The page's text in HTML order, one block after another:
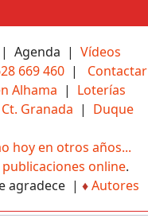
| Agenda | Vídeos
669 460 | Contactar
Alhama | Loterías
Ct. Granada | Duque
hoy en otros años...
online.
agradece | ♦Autores